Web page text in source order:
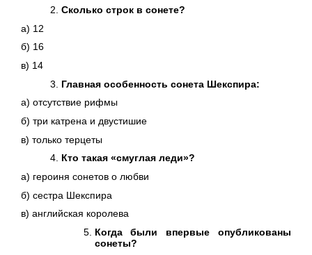
Сколько строк в сонете?
а) 12
б) 16
в) 14
Главная особенность сонета Шекспира:
а) отсутствие рифмы
б) три катрена и двустишие
в) только терцеты
Кто такая «смуглая леди»?
а) героиня сонетов о любви
б) сестра Шекспира
в) английская королева
Когда были впервые опубликованы
сонеты?